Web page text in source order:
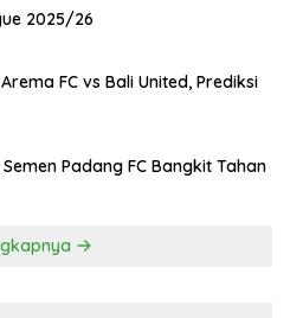
2025/26
FC vs Bali United, Prediksi
Padang FC Bangkit Tahan